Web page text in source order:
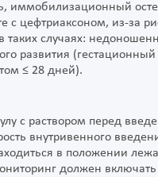
иммобилизационный
с цефтриаксоном, из-за
таких случаях:
развития (гестационный
≤ 28 дней).
с раствором перед
внутривенного
в положении
должен